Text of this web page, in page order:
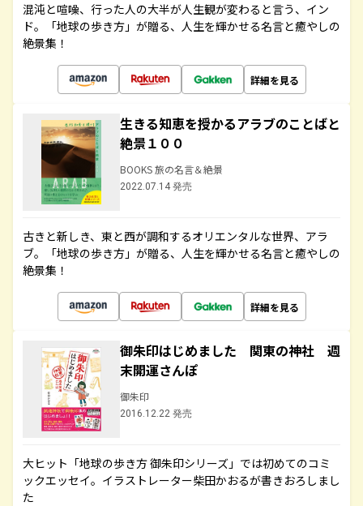
混沌と喧噪、行った人の大半が人生観が変わると言う、イン
ド。「地球の歩き方」が贈る、人生を輝かせる名言と癒やしの
絶景集！
詳細を見る
生きる知恵を授かるアラブのことばと
絶景１００
BOOKS 旅の名言＆絶景
2022.07.14 発売
古きと新しき、東と西が調和するオリエンタルな世界、アラ
ブ。「地球の歩き方」が贈る、人生を輝かせる名言と癒やしの
絶景集！
詳細を見る
御朱印はじめました 関東の神社 週
末開運さんぽ
御朱印
2016.12.22 発売
大ヒット「地球の歩き方 御朱印シリーズ」では初めてのコミ
ックエッセイ。イラストレーター柴田かおるが書きおろしまし
た